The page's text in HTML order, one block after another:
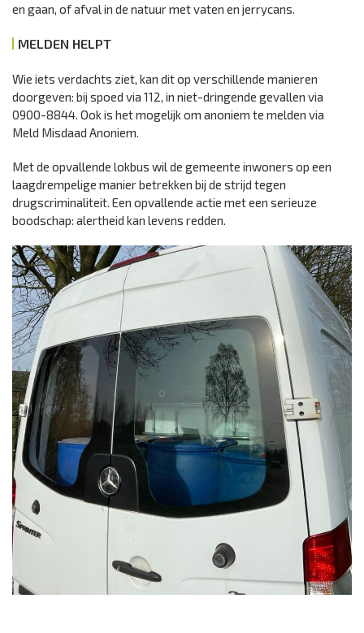
en gaan, of afval in de natuur met vaten en jerrycans.
MELDEN HELPT
Wie iets verdachts ziet, kan dit op verschillende manieren
doorgeven: bij spoed via 112, in niet-dringende gevallen via
0900-8844. Ook is het mogelijk om anoniem te melden via
Meld Misdaad Anoniem.
Met de opvallende lokbus wil de gemeente inwoners op een
laagdrempelige manier betrekken bij de strijd tegen
drugscriminaliteit. Een opvallende actie met een serieuze
boodschap: alertheid kan levens redden.